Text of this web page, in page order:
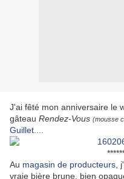
J'ai fêté mon anniversaire le
gâteau Rendez-Vous (mousse
Guillet
Au magasin de producteurs
vraie bière brune, bien